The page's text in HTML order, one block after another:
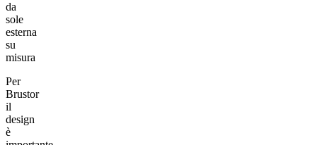
da
sole
esterna
su
misura
Per
Brustor
il
design
è